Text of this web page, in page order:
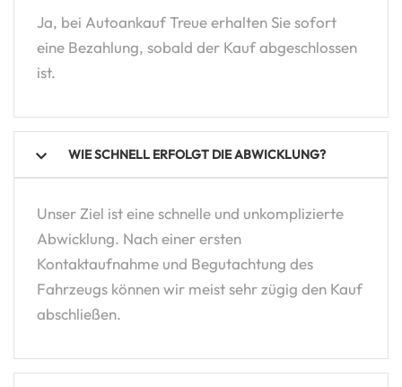
Ja, bei Autoankauf Treue erhalten Sie sofort
eine Bezahlung, sobald der Kauf abgeschlossen
ist.
WIE SCHNELL ERFOLGT DIE ABWICKLUNG?
Unser Ziel ist eine schnelle und unkomplizierte
Abwicklung. Nach einer ersten
Kontaktaufnahme und Begutachtung des
Fahrzeugs können wir meist sehr zügig den Kauf
abschließen.